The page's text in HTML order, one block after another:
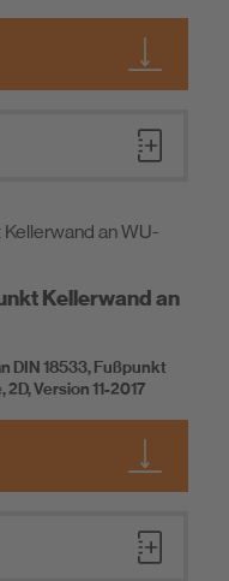
Kellerwand an
DIN 18533, Fußpunkt
Version 11-2017